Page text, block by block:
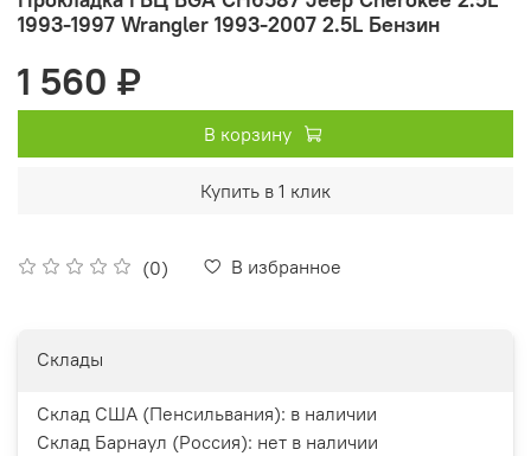
1993-1997 Wrangler 1993-2007 2.5L Бензин
(0) В избранное
1 560 ₽
В корзину
Купить в 1 клик
Склады
Склад США (Пенсильвания): в наличии
Склад Барнаул (Россия): нет в наличии